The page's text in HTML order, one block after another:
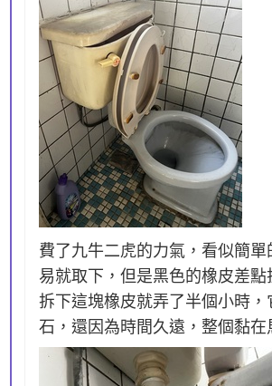
費了九牛二虎的力氣，看似簡
易就取下，但是黑色的橡皮差
拆下這塊橡皮就弄了半個小時，
石，還因為時間久遠，整個黏在